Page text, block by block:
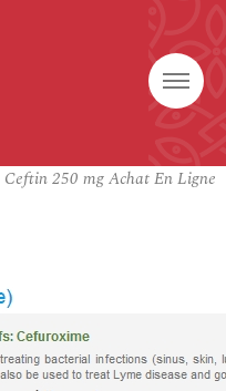
Ceftin 250 mg Achat En Ligne